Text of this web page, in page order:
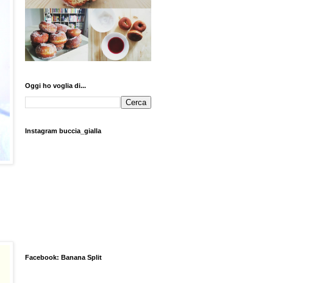
Oggi ho voglia di...
Instagram buccia_gialla
Facebook: Banana Split